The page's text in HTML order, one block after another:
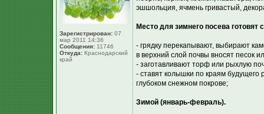
Зарегистрирован: 07
мар 2011 14:36
Сообщения: 11746
Откуда: Краснодарский
край
эшшольция, ячмень гривастый,
Место для зимнего посева готовят
- грядку перекапывают, выбирают
в верхний слой почвы вносят песок
- заготавливают торф или рыхлую
- ставят колышки по краям будущего
глубоком снежном покрове;
Зимой (январь-февраль).